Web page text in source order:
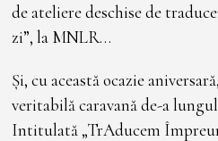
de ateliere deschise de
zi”, la MNLR…
Și, cu această ocazie
veritabilă caravană de-a
Intitulată „TrAducem